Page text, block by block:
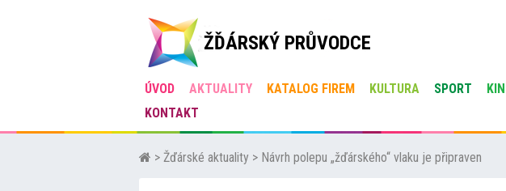
ŽĎÁRSKÝ PRŮVODCE
ÚVOD AKTUALITY KATALOG FIREM KULTURA SPORT
KONTAKT
> Žďárské aktuality > Návrh polepu „žďárského“ vlaku je připraven